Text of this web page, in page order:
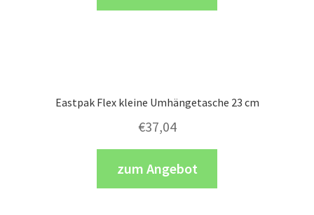
Eastpak Flex kleine Umhängetasche 23 cm
€37,04
zum Angebot